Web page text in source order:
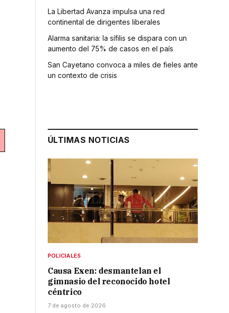
La Libertad Avanza impulsa una red
continental de dirigentes liberales
Alarma sanitaria: la sífilis se dispara con un
aumento del 75% de casos en el país
San Cayetano convoca a miles de fieles ante
un contexto de crisis
ÚLTIMAS NOTICIAS
POLICIALES
Causa Exen: desmantelan el
gimnasio del reconocido hotel
céntrico
7 de agosto de 2026